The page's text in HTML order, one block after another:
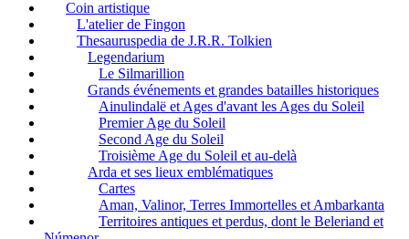
Coin artistique
L'atelier de Fingon
Thesauruspedia de J.R.R. Tolkien
Legendarium
Le Silmarillion
Grands événements et grandes batailles historiques
Ainulindalë et Ages d'avant les Ages du Soleil
Premier Age du Soleil
Second Age du Soleil
Troisième Age du Soleil et au-delà
Arda et ses lieux emblématiques
Cartes
Aman, Valinor, Terres Immortelles et Ambarkanta
Territoires antiques et perdus, dont le Beleriand et